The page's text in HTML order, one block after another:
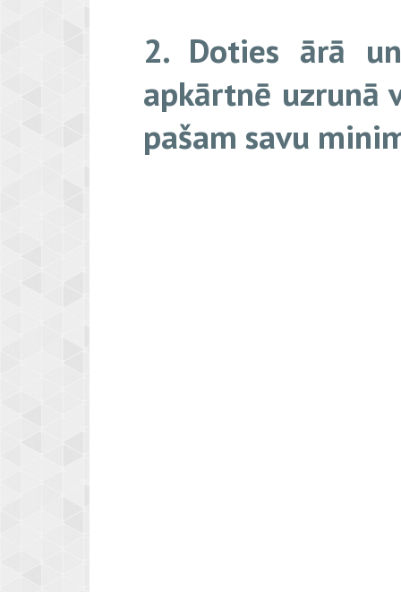
2. Doties ārā
apkārtnē uzrunā
pašam savu